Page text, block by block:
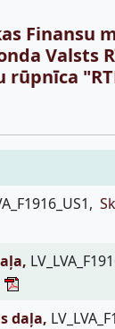
Finansu
Valsts
daļa,